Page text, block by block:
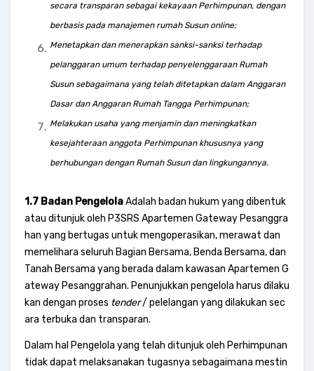
secara transparan sebagai kekayaan Perhimpunan, dengan
berbasis pada manajemen rumah Susun online;
Menetapkan dan menerapkan sanksi-sanksi terhadap
pelanggaran umum terhadap penyelenggaraan Rumah
Susun sebagaimana yang telah ditetapkan dalam Anggaran
Dasar dan Anggaran Rumah Tangga Perhimpunan;
Melakukan usaha yang menjamin dan meningkatkan
kesejahteraan anggota Perhimpunan khususnya yang
berhubungan dengan Rumah Susun dan lingkungannya.
1.7 Badan PengelolaAdalah badan hukum yang dibentuk
atau ditunjuk oleh P3SRS Apartemen Gateway Pesanggra
han yang bertugas untuk mengoperasikan, merawat dan
memelihara seluruh Bagian Bersama, Benda Bersama, dan
Tanah Bersama yang berada dalam kawasan Apartemen G
ateway Pesanggrahan. Penunjukkan pengelola harus dilaku
kan dengan proses tender/ pelelangan yang dilakukan sec
ara terbuka dan transparan.
Dalam hal Pengelola yang telah ditunjuk oleh Perhimpunan
tidak dapat melaksanakan tugasnya sebagaimana mestin